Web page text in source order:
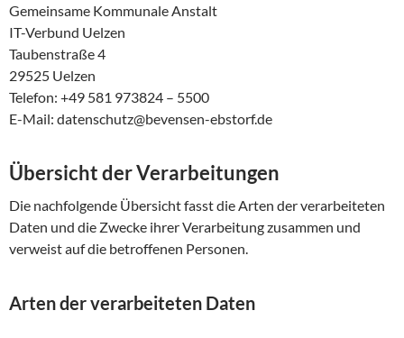
Gemeinsame Kommunale Anstalt
IT-Verbund Uelzen
Taubenstraße 4
29525 Uelzen
Telefon: +49 581 973824 – 5500
E-Mail: datenschutz@bevensen-ebstorf.de
Übersicht der Verarbeitungen
Die nachfolgende Übersicht fasst die Arten der verarbeiteten
Daten und die Zwecke ihrer Verarbeitung zusammen und
verweist auf die betroffenen Personen.
Arten der verarbeiteten Daten